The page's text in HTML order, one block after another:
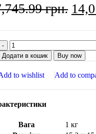
грн.
Додати в кошик Buy now
to wishlist Add to
Вага
1 кг